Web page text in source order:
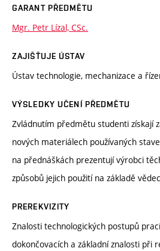
GARANT PŘEDMĚTU
Mgr. Petr Lízal, CSc.
ZAJIŠŤUJE ÚSTAV
Ústav technologie, mechanizace a
VÝSLEDKY UČENÍ PŘEDMĚTU
Zvládnutím předmětu studenti získají
nových materiálech používaných
na přednáškách prezentují výrobci
způsobů jejich použití na základě
PREREKVIZITY
Znalosti technologických postupů
dokončovacích a základní znalosti při